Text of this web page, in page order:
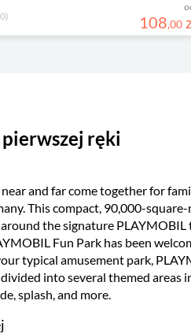
108,00
pierwszej ręki
and far come together for
This compact, 90,000-
the signature PLAYMOBIL
Fun Park has been
typical amusement park,
into several themed areas
splash, and more.